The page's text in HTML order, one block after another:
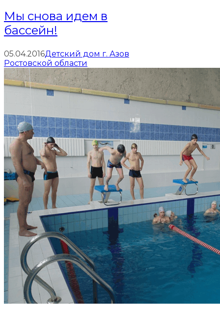
Мы снова идем в
бассейн!
05.04.2016Детский дом г. Азов
Ростовской области